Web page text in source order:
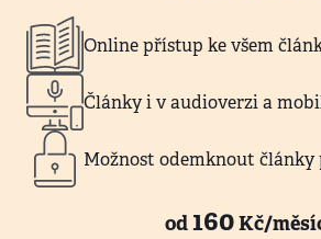
Online přístup ke všem
Články i v audioverzi a
Možnost odemknout články
od160Kč/